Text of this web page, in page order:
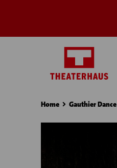
Home
› Gauthier Dance
›